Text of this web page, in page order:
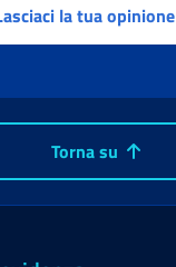
la tua opinione
Torna su